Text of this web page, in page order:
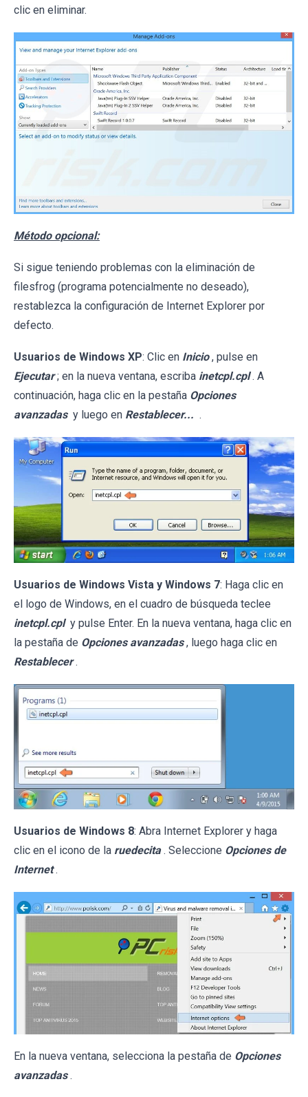
clic en eliminar.
Método opcional:
Si sigue teniendo problemas con la eliminación de
filesfrog (programa potencialmente no deseado),
restablezca la configuración de Internet Explorer por
defecto.
Usuarios de Windows XP: Clic en Inicio , pulse en
Ejecutar ; en la nueva ventana, escriba inetcpl.cpl . A
continuación, haga clic en la pestaña Opciones
avanzadas y luego en Restablecer... .
Usuarios de Windows Vista y Windows 7: Haga clic en
el logo de Windows, en el cuadro de búsqueda teclee
inetcpl.cpl y pulse Enter. En la nueva ventana, haga clic en
la pestaña de Opciones avanzadas , luego haga clic en
Restablecer .
Usuarios de Windows 8: Abra Internet Explorer y haga
clic en el icono de la ruedecita . Seleccione Opciones de
Internet .
En la nueva ventana, selecciona la pestaña de Opciones
avanzadas .